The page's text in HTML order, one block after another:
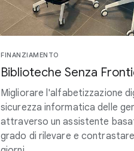
FINANZIAMENTO
Biblioteche Senza
Migliorare l'alfabetizzazione
sicurezza informatica delle
attraverso un assistente
grado di rilevare e